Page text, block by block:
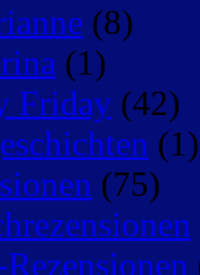
(8)
(1)
Friday (42)
(1)
(75)